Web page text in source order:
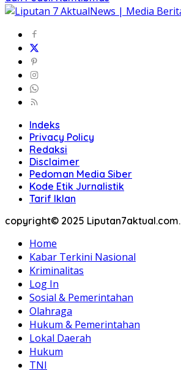
Indeks
Privacy Policy
Redaksi
Disclaimer
Pedoman Media Siber
Kode Etik Jurnalistik
Tarif Iklan
copyright© 2025 Liputan7aktual.com.
Home
Kabar Terkini Nasional
Kriminalitas
Log In
Sosial & Pemerintahan
Olahraga
Hukum & Pemerintahan
Lokal Daerah
Hukum
TNI